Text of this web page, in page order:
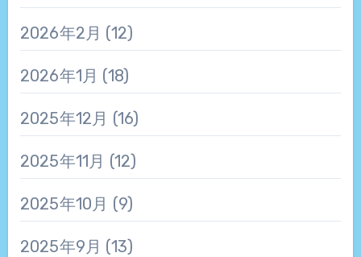
2026年2月 (12)
2026年1月 (18)
2025年12月 (16)
2025年11月 (12)
2025年10月 (9)
2025年9月 (13)